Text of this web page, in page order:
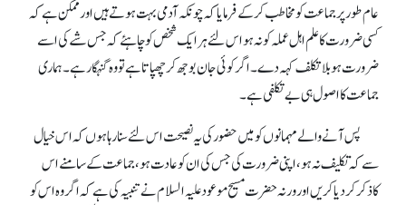
عام طورپر جماعت کومخاطب کرکے فرمایا کہ چونکہ آدمی بہت ہوتے ہیں اور ممکن ہے کہ
کسی ضرورت کا علم اہل عملہ کو نہ ہو اس لئے ہر ایک شخص کو چاہئے کہ جس شے کی اسے
ضرورت ہو بلا تکلف کہہ دے۔ اگرکوئی جان بوجھ کرچھپاتاہے تووہ گنہگار ہے ۔ ہماری
جماعت کا اصول ہی بے تکلفی ہے ۔
پس آنے والے مہمانوں کو میں حضور کی یہ نصیحت اس لئے سنا رہا ہوں کہ اس خیال
سے کہ تکلیف نہ ہو، اپنی ضرورت کی جس کی ان کو عادت ہو،جماعت کے سامنے اس
کاذکرکردیا کریں اور ورنہ حضرت مسیح موعودعلیہ السلام نے تنبیہ کی ہے کہ اگر وہ اس کو